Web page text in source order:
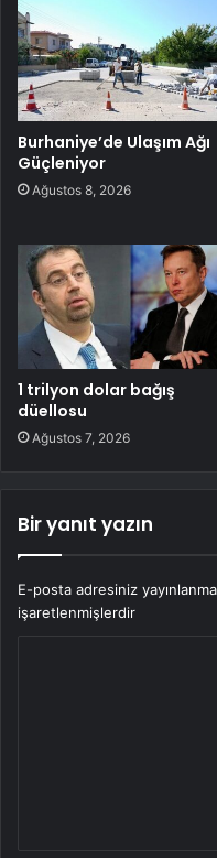
Burhaniye’de Ulaşım Ağı
Güçleniyor
Ağustos 8, 2026
1 trilyon dolar bağış
düellosu
Ağustos 7, 2026
Bir yanıt yazın
E-posta adresiniz
işaretlenmişlerdir